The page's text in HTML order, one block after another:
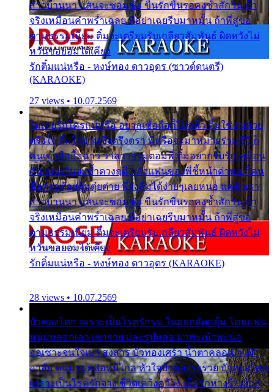
สาวบ้านนา แสนจะซอมซ่อ ขืนรักขืนรอคงช้ำสักวัน ถ้า
จริงเหมือนคำพร่ำเฉลย พี่อย่าเฉยรีบมาหมั้น ถ้าพี่สู่ขอ
ตามธรรมเนียม ติ๋มจะเตรียมรับเกลียวสัมพันธ์ ผิดหวังไม่
หวั่นขอยอมได้เคียง
รักติ๋มแน่หรือ - หงษ์ทอง ดาวอุดร (ซาวด์ดนตรี)
(KARAOKE)
27 views • 10.07.2569
ไม่เคยรักใครแน่หรือ อยากเชื่อถือก็ไม่กล้า ติ๋มใช่คนสวย
ตรึงใจ ติ๋มใช่งามซึ้งตรึงตรา พี่หรือจะมาหมายร่วมชีวี ก็
คนเขาลืออื้อฉาว ว่าสาวๆรุมตอมพี่ ติ๋มอยากรับรักเหมือน
กัน แต่หวั่นจะช้ำดวงฤดี กลัวแฟนของพี่ชี้หน้าด่าทอ ก็คน
ชื่อต๋อยต้อยตุ้มตุ๋ยต่าย พี่ยังลืมได้ง่ายๆเลยหนอ แค่ตัวเรา
สาวบ้านนา แสนจะซอมซ่อ ขืนรักขืนรอคงช้ำสักวัน ถ้า
จริงเหมือนคำพร่ำเฉลย พี่อย่าเฉยรีบมาหมั้น ถ้าพี่สู่ขอ
ตามธรรมเนียม ติ๋มจะเตรียมรับเกลียวสัมพันธ์ ผิดหวังไม่
หวั่นขอยอมได้เคียง
รักติ๋มแน่หรือ - หงษ์ทอง ดาวอุดร (KARAOKE)
28 views • 10.07.2569
บัวทองโศก เพราะเป็นโรครักรุม ในอกกลัดกลุ้ม โดนแฟน
หนุ่มหลอกเอา เขารวย และรูปหล่อ มาพะเน้าพะนอ
ออเซาะจนใจเบา สงสาร บัวทองเศร้า น้ำตาคลอเบ้า เฝ้า
อาลัย หนุ่มรูปหล่อหนีไกล หัวใจบัวทองระรวย บัวทองโศก
เพราะเป็นโรครักจาง ชีวิตเคว้งคว้าง เมื่อรักห่างร้างไกล